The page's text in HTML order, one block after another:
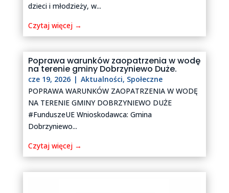
dzieci i młodzieży, w...
Czytaj więcej →
Poprawa warunków zaopatrzenia w wodę
na terenie gminy Dobrzyniewo Duże.
cze 19, 2026 | Aktualności, Społeczne
POPRAWA WARUNKÓW ZAOPATRZENIA W WODĘ
NA TERENIE GMINY DOBRZYNIEWO DUŻE
#FunduszeUE Wnioskodawca: Gmina
Dobrzyniewo...
Czytaj więcej →